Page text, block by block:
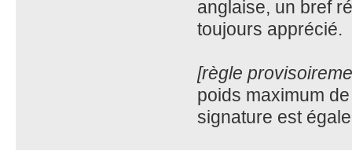
anglaise, un bref
toujours apprécié.
[règle
poids maximum
signature est